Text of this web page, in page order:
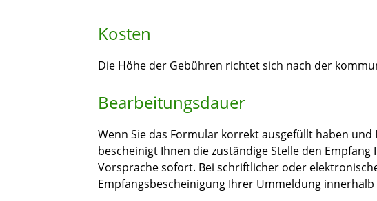
Kosten
Die Höhe der Gebühren richtet sich nach der
Bearbeitungsdauer
Wenn Sie das Formular korrekt ausgefüllt haben
bescheinigt Ihnen die zuständige Stelle den
Vorsprache sofort. Bei schriftlicher oder
Empfangsbescheinigung Ihrer Ummeldung innerhalb